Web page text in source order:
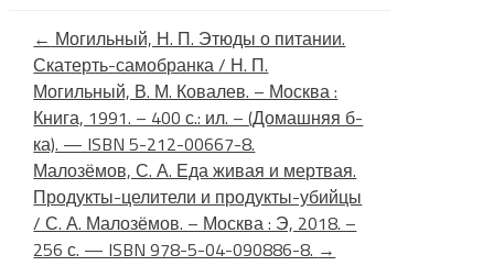
← Могильный, Н. П. Этюды о питании.
Скатерть-самобранка / Н. П.
Могильный, В. М. Ковалев. – Москва :
Книга, 1991. – 400 с.: ил. – (Домашняя б-
ка). — ISBN 5-212-00667-8.
Малозёмов, С. А. Еда живая и мертвая.
Продукты-целители и продукты-убийцы
/ С. А. Малозёмов. – Москва : Э, 2018. –
256 с. — ISBN 978-5-04-090886-8. →